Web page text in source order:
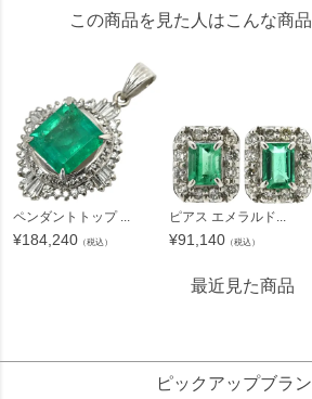
この商品を見た人はこんな商
ペンダントトップ ...
¥184,240 （税込）
ピアス エメラルド...
¥91,140 （税込）
最近見た商品
ピックアップブラ